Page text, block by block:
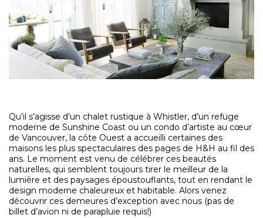
Qu’il s’agisse d’un chalet rustique à Whistler, d’un refuge
moderne de Sunshine Coast ou un condo d’artiste au cœur
de Vancouver, la côte Ouest a accueilli certaines des
maisons les plus spectaculaires des pages de H&H au fil des
ans. Le moment est venu de célébrer ces beautés
naturelles, qui semblent toujours tirer le meilleur de la
lumière et des paysages époustouflants, tout en rendant le
design moderne chaleureux et habitable. Alors venez
découvrir ces demeures d’exception avec nous (pas de
billet d’avion ni de parapluie requis!)